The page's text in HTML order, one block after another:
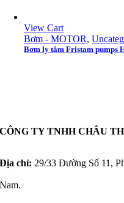
View Cart
Bơm - MOTOR,
Bơm ly tâm Fristam pumps
CÔNG TY TNHH CHÂU
Địa chỉ: 29/33 Đường Số 11,
Nam.